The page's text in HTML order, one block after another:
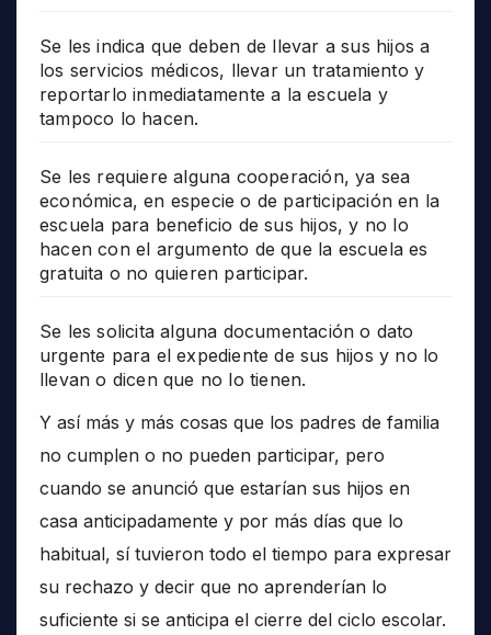
Se les indica que deben de llevar a sus hijos a
los servicios médicos, llevar un tratamiento y
reportarlo inmediatamente a la escuela y
tampoco lo hacen.
Se les requiere alguna cooperación, ya sea
económica, en especie o de participación en la
escuela para beneficio de sus hijos, y no lo
hacen con el argumento de que la escuela es
gratuita o no quieren participar.
Se les solicita alguna documentación o dato
urgente para el expediente de sus hijos y no lo
llevan o dicen que no lo tienen.
Y así más y más cosas que los padres de familia
no cumplen o no pueden participar, pero
cuando se anunció que estarían sus hijos en
casa anticipadamente y por más días que lo
habitual, sí tuvieron todo el tiempo para expresar
su rechazo y decir que no aprenderían lo
suficiente si se anticipa el cierre del ciclo escolar.